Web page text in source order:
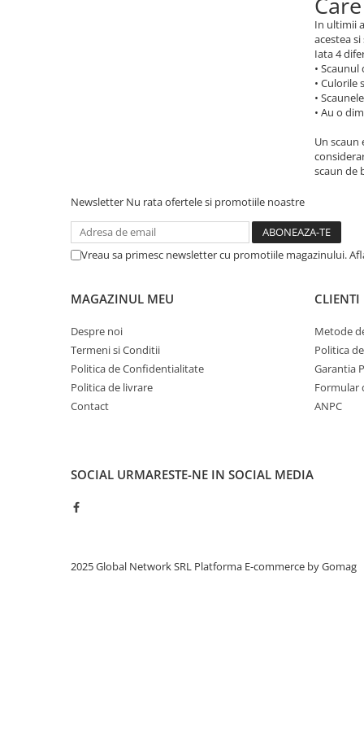
In ultimii
acestea
Iata 4
•
• Culorile
•
• Au o
Un
scaun de
Newsletter Nu rata ofertele si promotiile noastre
Vreau sa primesc newsletter cu promotiile magazinului.
MAGAZINUL MEU
Despre noi
Termeni si Conditii
Politica de Confidentialitate
Politica de livrare
Contact
CLIENTI
Metode
Politica
Garantia
Formular
ANPC
SOCIAL URMARESTE-NE IN SOCIAL MEDIA
2025 Global Network SRL Platforma E-commerce by Gomag